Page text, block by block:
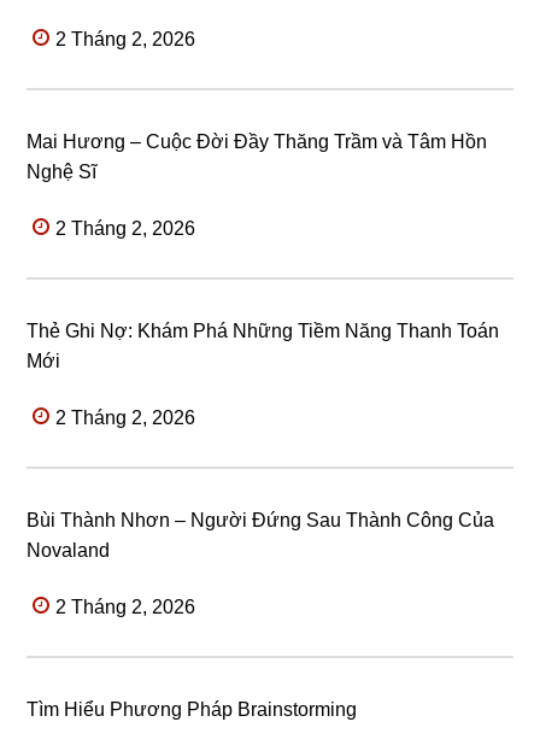
2 Tháng 2, 2026
Mai Hương – Cuộc Đời Đầy Thăng Trầm và Tâm Hồn
Nghệ Sĩ
2 Tháng 2, 2026
Thẻ Ghi Nợ: Khám Phá Những Tiềm Năng Thanh Toán
Mới
2 Tháng 2, 2026
Bùi Thành Nhơn – Người Đứng Sau Thành Công Của
Novaland
2 Tháng 2, 2026
Tìm Hiểu Phương Pháp Brainstorming